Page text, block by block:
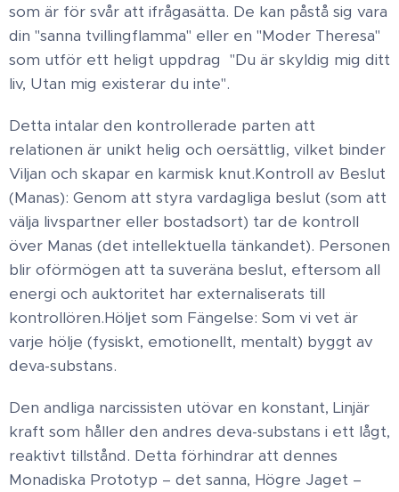
som är för svår att ifrågasätta. De kan påstå sig vara
din "sanna tvillingflamma" eller en "Moder Theresa"
som utför ett heligt uppdrag "Du är skyldig mig ditt
liv, Utan mig existerar du inte".
Detta intalar den kontrollerade parten att
relationen är unikt helig och oersättlig, vilket binder
Viljan och skapar en karmisk knut. ​Kontroll av Beslut
(Manas): Genom att styra vardagliga beslut (som att
välja livspartner eller bostadsort) tar de kontroll
över Manas (det intellektuella tänkandet). Personen
blir oförmögen att ta suveräna beslut, eftersom all
energi och auktoritet har externaliserats till
kontrollören. ​Höljet som Fängelse: Som vi vet är
varje hölje (fysiskt, emotionellt, mentalt) byggt av
deva-substans.
Den andliga narcissisten utövar en konstant, Linjär
kraft som håller den andres deva-substans i ett lågt,
reaktivt tillstånd. Detta förhindrar att dennes
Monadiska Prototyp – det sanna, Högre Jaget –